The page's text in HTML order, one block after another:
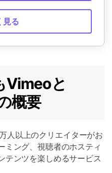
見る
Vimeoと
概要
人以上のクリエイターがお
ミング、視聴者のホスティ
テンツを楽しめるサービス